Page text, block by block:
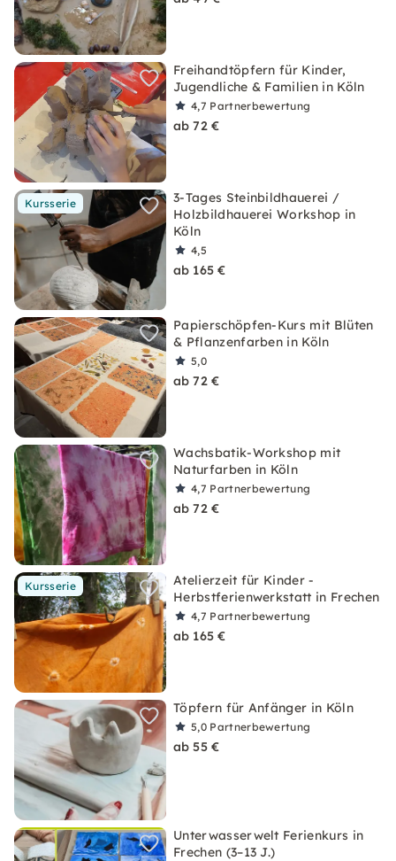
Freihandtöpfern für Kinder,
Jugendliche & Familien in Köln
4,7 Partnerbewertung
ab 72 €
Kursserie
3-Tages Steinbildhauerei /
Holzbildhauerei Workshop in
Köln
4,5
ab 165 €
Papierschöpfen-Kurs mit Blüten
& Pflanzenfarben in Köln
5,0
ab 72 €
Wachsbatik-Workshop mit
Naturfarben in Köln
4,7 Partnerbewertung
ab 72 €
Kursserie
Atelierzeit für Kinder -
Herbstferienwerkstatt in Frechen
4,7 Partnerbewertung
ab 165 €
Töpfern für Anfänger in Köln
5,0 Partnerbewertung
ab 55 €
Unterwasserwelt Ferienkurs in
Frechen (3–13 J.)